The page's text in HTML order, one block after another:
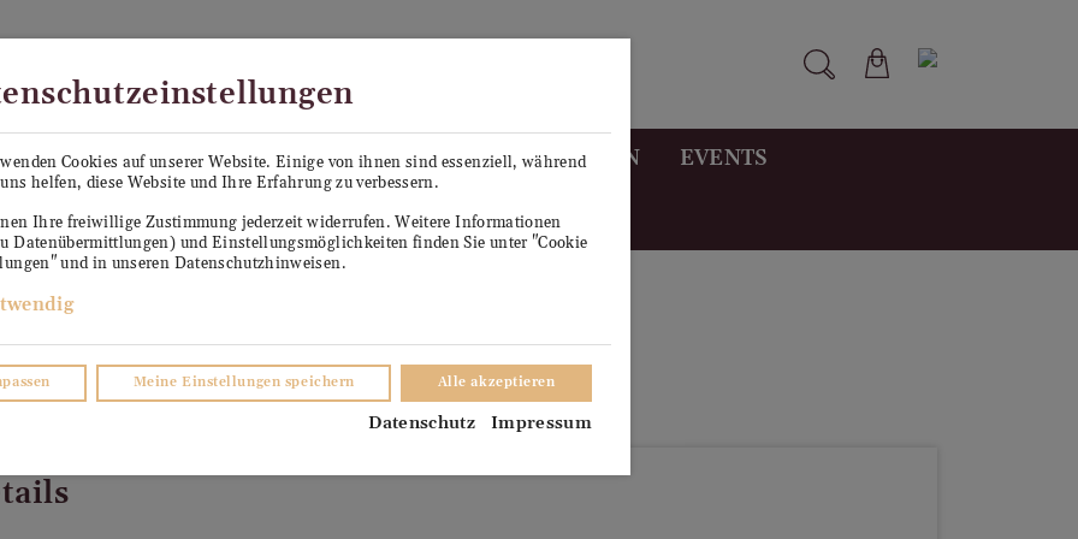
SEPP KÜHLANHÄNGER ANTON VERKOSTUNGEN EVENTS
Cookies auf unserer Website. Einige von ihnen sind essenziell, während
helfen, diese Website und Ihre Erfahrung zu verbessern.
Ihre freiwillige Zustimmung jederzeit widerrufen. Weitere Informationen
Datenübermittlungen) und Einstellungsmöglichkeiten finden Sie unter "Cookie
und in unseren Datenschutzhinweisen.
Meine Einstellungen speichern Alle akzeptieren
Datenschutz Impressum